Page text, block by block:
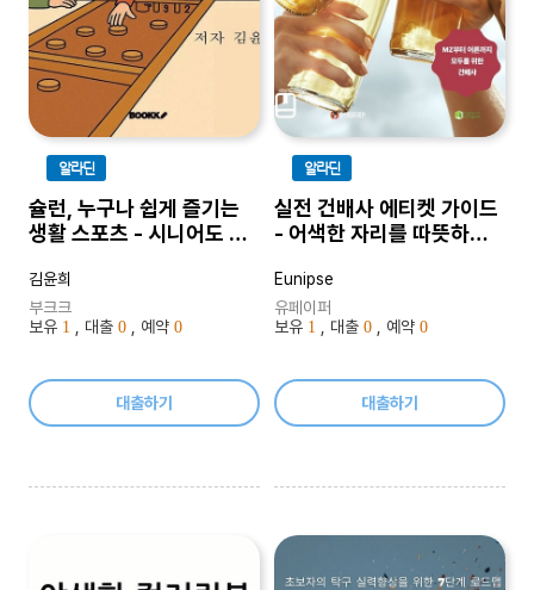
알라딘
슐런, 누구나 쉽게 즐기는
생활 스포츠 - 시니어도 아
무 원반의 마법
김윤희
부크크
보유 1 , 대출 0 , 예약 0
대출하기
알라딘
실전 건배사 에티켓 가이드
- 어색한 자리를 따뜻하게
Eunipse
유페이퍼
보유 1 , 대출 0 , 예약 0
대출하기